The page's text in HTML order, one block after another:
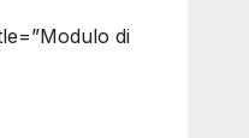
di